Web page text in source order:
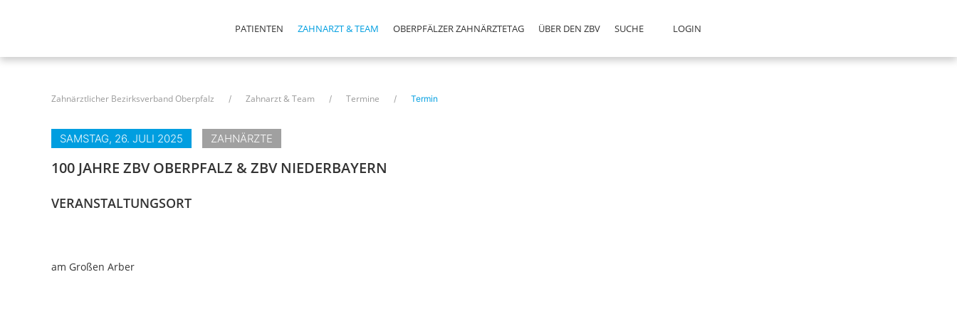
Navigation
PATIENTEN ZAHNARZT & TEAM OBERPFÄLZER ZAHNÄRZTETAG ÜBER DEN ZBV SUCHE LOGIN
Navigation
Zahnärztlicher Bezirksverband Oberpfalz Zahnarzt & Team Termine Termin
SAMSTAG, 26. JULI 2025 ZAHNÄRZTE
100 JAHRE ZBV OBERPFALZ & ZBV NIEDERBAYERN
VERANSTALTUNGSORT
am Großen Arber